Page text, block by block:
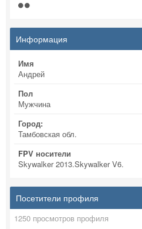
Информация
Имя
Андрей
Пол
Мужчина
Город:
Тамбовская обл.
FPV носители
Skywalker 2013.Skywalker V6.
Посетители профиля
1250 просмотров профиля